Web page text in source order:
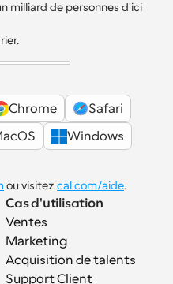
milliard de personnes d'ici
Chrome
Safari
Windows
ou visitez cal.com/aide.
Cas d'utilisation
Ventes
Marketing
Acquisition de talents
Support Client